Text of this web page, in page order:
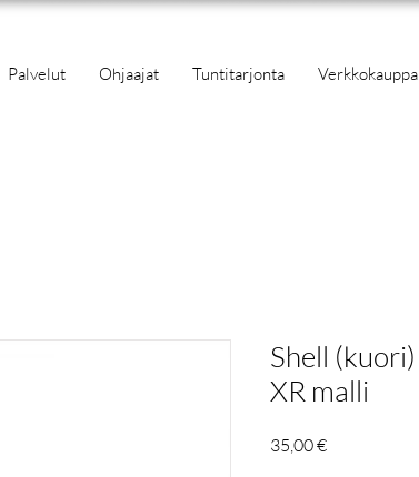
Palvelut Ohjaajat Tuntitarjonta Verkkokauppa
Shell
XR malli
35,00 €Hinta